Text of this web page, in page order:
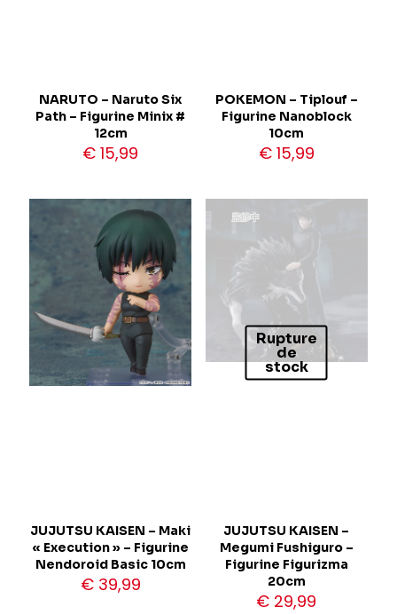
NARUTO – Naruto Six
Path – Figurine Minix #
12cm
€ 15,99
POKEMON – Tiplouf –
Figurine Nanoblock
10cm
€15,99
JUJUTSU KAISEN – Maki
« Execution » – Figurine
Nendoroid Basic 10cm
€39,99
Rupture
de
stock
JUJUTSU KAISEN –
Megumi Fushiguro –
Figurine Figurizma
20cm
€ 29,99